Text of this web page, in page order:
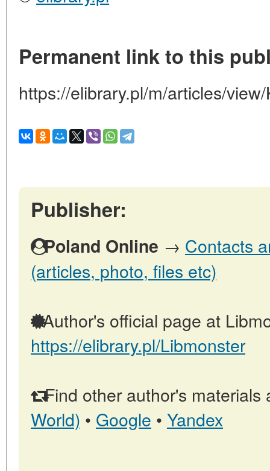
Permanent link to this
https://elibrary.pl/m/articles/
Publisher:
Poland Online → Contacts
(articles, photo, files etc)
Author's official page at
https://elibrary.pl/Libmonster
Find other author's materials
World) • Google • Yandex